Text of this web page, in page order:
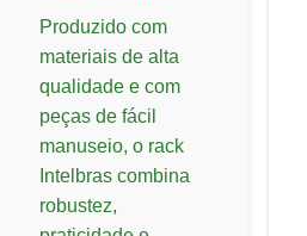
Produzido com
materiais de alta
qualidade e com
peças de fácil
manuseio, o rack
Intelbras combina
robustez,